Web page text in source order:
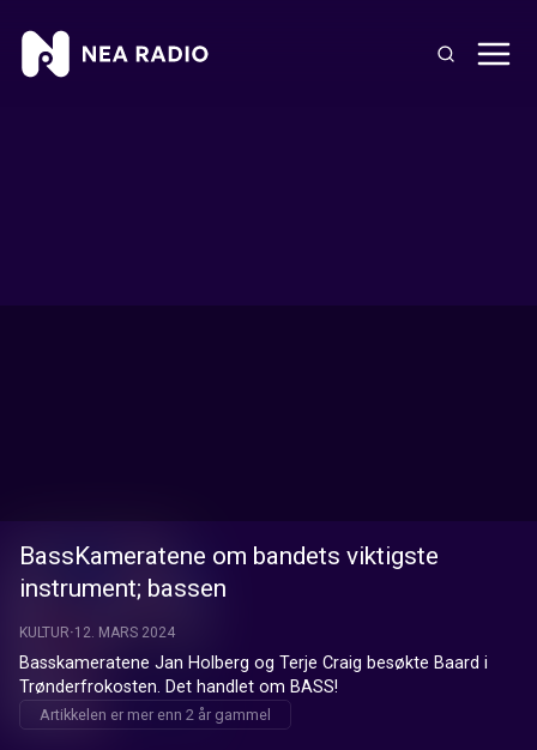
BassKameratene om bandets viktigste
instrument; bassen
KULTUR 12. MARS 2024
Basskameratene Jan Holberg og Terje Craig besøkte Baard i
Trønderfrokosten. Det handlet om BASS!
Artikkelen er mer enn 2 år gammel